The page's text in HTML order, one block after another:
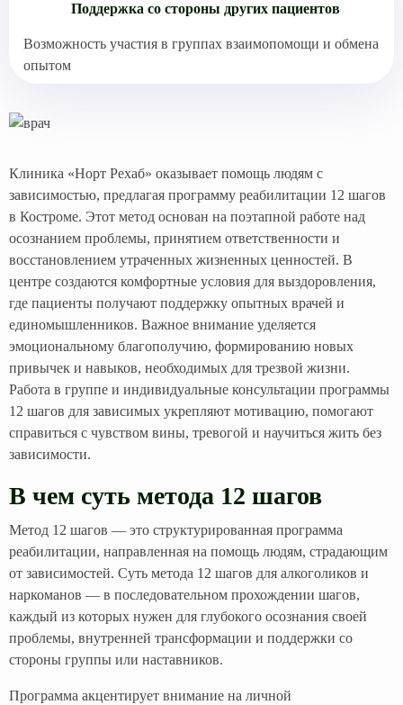
Поддержка со стороны других пациентов
Возможность участия в группах взаимопомощи и обмена
опытом
Клиника «Норт Рехаб» оказывает помощь людям с
зависимостью, предлагая программу реабилитации 12 шагов
в Костроме. Этот метод основан на поэтапной работе над
осознанием проблемы, принятием ответственности и
восстановлением утраченных жизненных ценностей. В
центре создаются комфортные условия для выздоровления,
где пациенты получают поддержку опытных врачей и
единомышленников. Важное внимание уделяется
эмоциональному благополучию, формированию новых
привычек и навыков, необходимых для трезвой жизни.
Работа в группе и индивидуальные консультации программы
12 шагов для зависимых укрепляют мотивацию, помогают
справиться с чувством вины, тревогой и научиться жить без
зависимости.
В чем суть метода 12 шагов
Метод 12 шагов — это структурированная программа
реабилитации, направленная на помощь людям, страдающим
от зависимостей. Суть метода 12 шагов для алкоголиков и
наркоманов — в последовательном прохождении шагов,
каждый из которых нужен для глубокого осознания своей
проблемы, внутренней трансформации и поддержки со
стороны группы или наставников.
Программа акцентирует внимание на личной